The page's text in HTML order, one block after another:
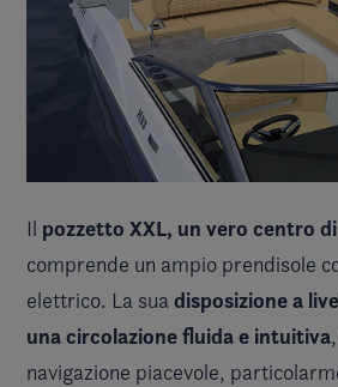
Il pozzetto XXL, un vero centro
comprende un ampio prendisole
elettrico. La sua disposizione a
una circolazione fluida e intuitiva
navigazione piacevole,